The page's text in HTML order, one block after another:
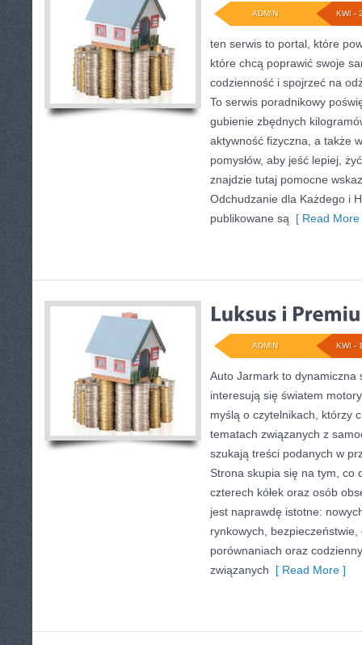
KWI -
ADMIN
ten serwis to portal, które
które chcą poprawić swoje
codzienność i spojrzeć na
To serwis poradnikowy
gubienie zbędnych
aktywność fizyczna, a także
pomysłów, aby jeść lepiej,
znajdzie tutaj pomocne
Odchudzanie dla Każdego i
publikowane są [ Read More
KWI -
ADMIN
Auto Jarmark to dynamiczna
interesują się światem
myślą o czytelnikach, którzy
tematach związanych z
szukają treści podanych w
Strona skupia się na tym, co
czterech kółek oraz osób
jest naprawdę istotne:
rynkowych,
porównaniach oraz
związanych [ Read More ]